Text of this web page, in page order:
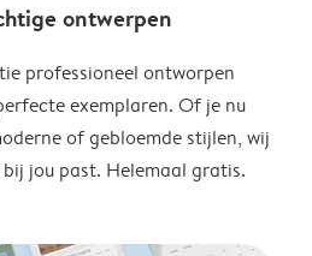
ontwerpen
professioneel ontworpen
exemplaren. Of je nu
of gebloemde stijlen, wij
jou past. Helemaal gratis.